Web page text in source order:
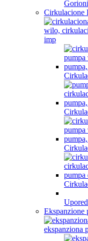
Cirkulacione
Ekspanzione